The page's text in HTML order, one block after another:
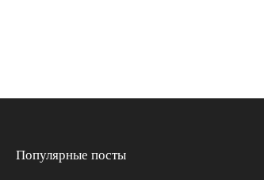
Популярные посты